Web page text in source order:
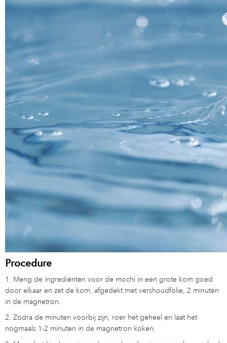
Procedure
1. Meng de ingrediënten voor de mochi in een grote kom goed
door elkaar en zet de kom, afgedekt met vershoudfolie, 2 minuten
in de magnetron.
2. Zodra de minuten voorbij zijn, roer het geheel en laat het
nogmaals 1-2 minuten in de magnetron koken.